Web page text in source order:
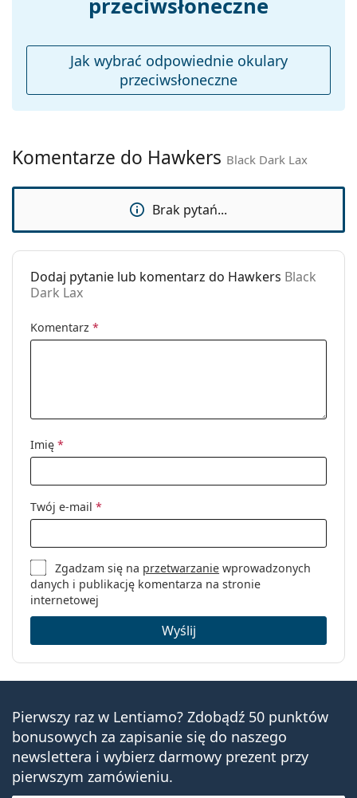
czyszczenia:
Płeć:
Unisex
Marka:
Hawkers
Black Dark Lax
przeciwsłoneczne
Jak wybrać odpowiednie okulary
przeciwsłoneczne
Komentarze do Hawkers Black Dark Lax
Brak pytań...
Dodaj pytanie lub komentarz do Hawkers Black
Dark Lax
Komentarz *
Imię *
Twój e-mail *
Zgadzam się na przetwarzanie wprowadzonych
danych i publikację komentarza na stronie
internetowej
Wyślij
Pierwszy raz w Lentiamo? Zdobądź 50 punktów
bonusowych za zapisanie się do naszego
newslettera i wybierz darmowy prezent przy
pierwszym zamówieniu.